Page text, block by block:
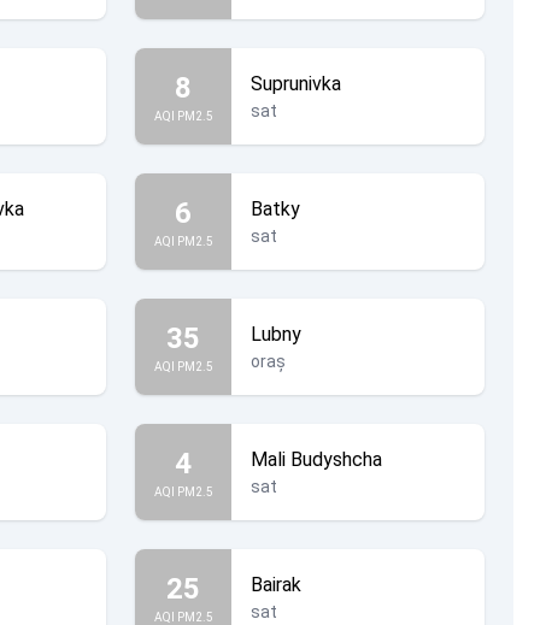
8
AQI PM2.5
Suprunivka
sat
6
AQI PM2.5
Batky
sat
35
AQI PM2.5
Lubny
oraș
4
AQI PM2.5
Mali Budyshcha
sat
25
AQI PM2.5
Bairak
sat